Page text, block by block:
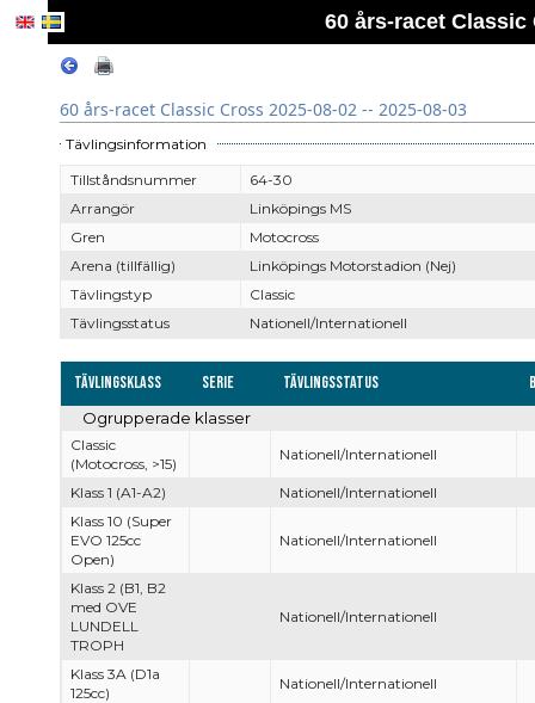
60 års-racet Classic
60 års-racet Classic Cross 2025-08-02 -- 2025-08-03
Tävlingsinformation
Tillståndsnummer
64-30
Arrangör
Linköpings MS
Gren
Motocross
Arena (tillfällig)
Linköpings Motorstadion (Nej)
Tävlingstyp
Classic
Tävlingsstatus
Nationell/Internationell
Tävlingsklass Serie Tävlingsstatus
Ogrupperade klasser
Classic
(Motocross, >15)
Nationell/Internationell
Klass 1 (A1-A2)
Nationell/Internationell
Klass 10 (Super
EVO 125cc
Open)
Nationell/Internationell
Klass 2 (B1, B2
med OVE
LUNDELL
TROPH
Nationell/Internationell
Klass 3A (D1a
125cc)
Nationell/Internationell